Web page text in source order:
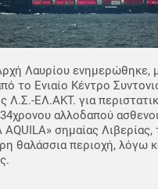
Λαυρίου ενημερώθηκε,
το Ενιαίο Κέντρο
Λ.Σ.-ΕΛ.ΑΚΤ. για
αλλοδαπού
AQUILA» σημαίας
θαλάσσια περιοχή, λόγω